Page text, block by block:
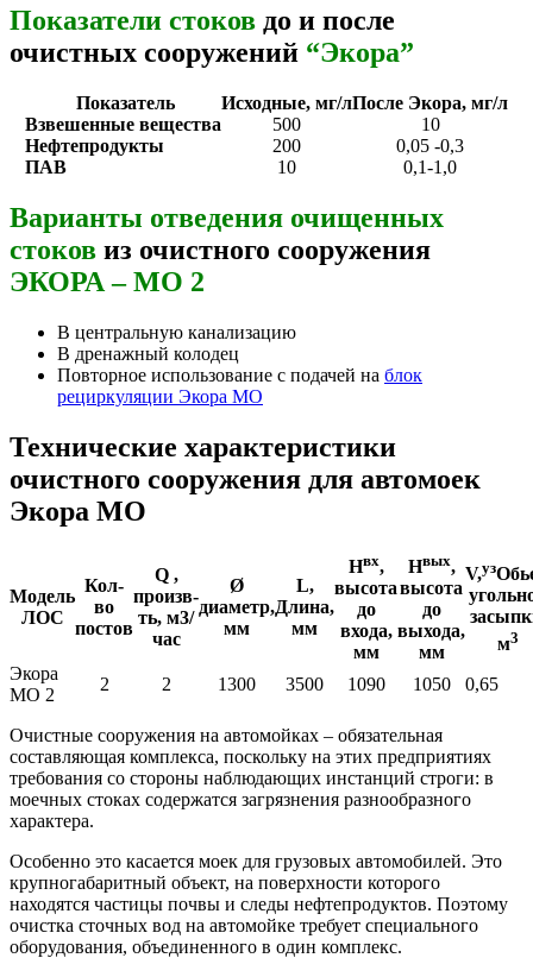
Показатели стоков до и после
очистных сооружений “Экора”
Показатель Исходные, мг/лПосле Экора, мг/л
Взвешенные вещества
500
10
Нефтепродукты
200
0,05 -0,3
ПАВ
10 0,1-1,0
Варианты отведения очищенных
стоков из очистного сооружения
ЭКОРА – МО 2
В центральную канализацию
В дренажный колодец
Повторное использование с подачей на блок
рециркуляции Экора МО
Технические характеристики
очистного сооружения для автомоек
Экора МО
Модель
ЛОС
Кол-
во
постов
Q ,
произв-
ть, м3/
час
Ø
диаметр,
мм
L,
Длина,
мм
Нвх,
высота
до
входа,
мм
Нвых,
высота
до
выхода,
мм
V,уз
м3
Экора
МО 2
2 2 1300 3500 1090 1050 0,65
Очистные сооружения на автомойках – обязательная
составляющая комплекса, поскольку на этих предприятиях
требования со стороны наблюдающих инстанций строги: в
моечных стоках содержатся загрязнения разнообразного
характера.
Особенно это касается моек для грузовых автомобилей. Это
крупногабаритный объект, на поверхности которого
находятся частицы почвы и следы нефтепродуктов. Поэтому
очистка сточных вод на автомойке требует специального
оборудования, объединенного в один комплекс.